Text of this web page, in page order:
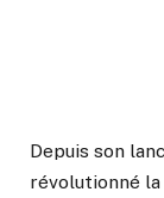
Depuis son
révolutionné